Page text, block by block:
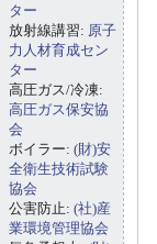
ター
放射線講習: 原子
力人材育成セン
ター
高圧ガス/冷凍:
高圧ガス保安協
会
ボイラー: (財)安
全衛生技術試験
協会
公害防止: (社)産
業環境管理協会